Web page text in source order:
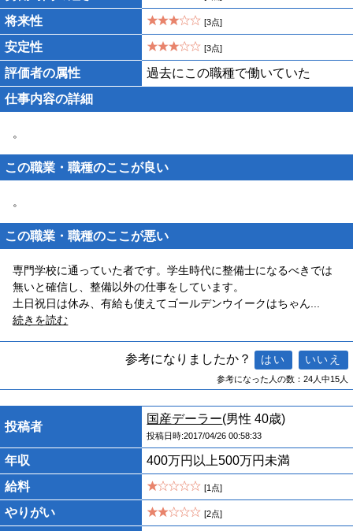
将来性 [3点]
安定性 [3点]
評価者の属性
過去にこの職種で働いていた
仕事内容の詳細
。
この職業・職種のここが良い
。
この職業・職種のここが悪い
専門学校に通っていた者です。学生時代に整備士になるべきでは
無いと確信し、整備以外の仕事をしています。
土日祝日は休み、有給も使えてゴールデンウイークはちゃん
続きを読む
参考になりましたか？
参考になった人の数：24人中15人
投稿者
国産デーラー(男性 40歳)
投稿日時:2017/04/26 00:58:33
年収
400万円以上500万円未満
給料
[1点]
やりがい [2点]